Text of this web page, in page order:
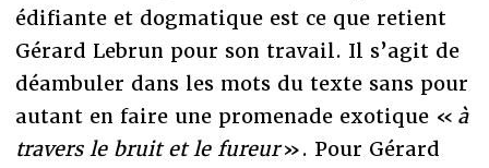
édifiante et dogmatique est ce que retient
Gérard Lebrun pour son travail. Il s’agit de
déambuler dans les mots du texte sans pour
autant en faire une promenade exotique « à
travers le bruit et le fureur». Pour Gérard